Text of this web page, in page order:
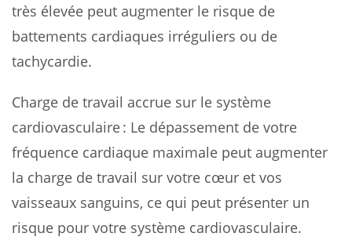
très élevée peut augmenter le risque de
battements cardiaques irréguliers ou de
tachycardie.
Charge de travail accrue sur le système
cardiovasculaire : Le dépassement de votre
fréquence cardiaque maximale peut augmenter
la charge de travail sur votre cœur et vos
vaisseaux sanguins, ce qui peut présenter un
risque pour votre système cardiovasculaire.